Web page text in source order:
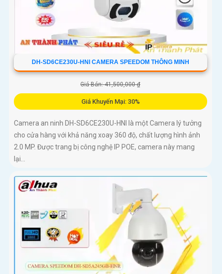
DH-SD6CE230U-HNI CAMERA SPEEDOM THÔNG MINH
Giá Bán: 41,500,000 ₫
Giá Khuyến Mại: 30%
Camera an ninh DH-SD6CE230U-HNI là một Camera lý tưởng
cho cửa hàng với khả năng xoay 360 độ, chất lượng hình ảnh
2.0 MP. Được trang bị công nghệ IP POE, camera này mang
lại...